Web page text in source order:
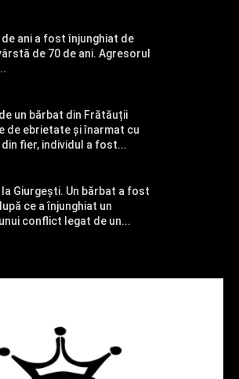
de ani a fost înjunghiat de
de 70 de ani. Agresorul
un bărbat din Frătăuții
de ebrietate și înarmat cu
fier, individul a fost...
Giurgești. Un bărbat a fost
ce a înjunghiat un
conflict legat de un...